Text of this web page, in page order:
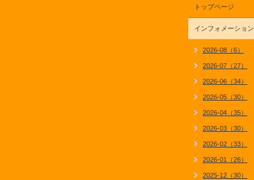
トップページ
インフォメーション
2026-08（6）
2026-07（27）
2026-06（34）
2026-05（30）
2026-04（35）
2026-03（30）
2026-02（33）
2026-01（26）
2025-12（30）